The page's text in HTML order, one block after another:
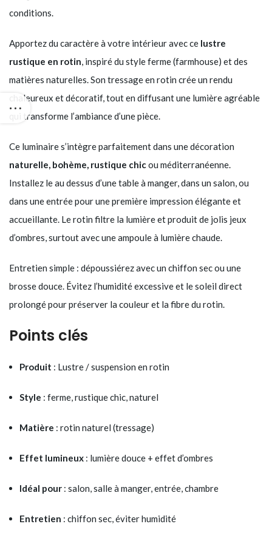
conditions.
Apportez du caractère à votre intérieur avec ce lustre
rustique en rotin, inspiré du style ferme (farmhouse) et des
matières naturelles. Son tressage en rotin crée un rendu
chaleureux et décoratif, tout en diffusant une lumière agréable
qui transforme l’ambiance d’une pièce.
Ce luminaire s’intègre parfaitement dans une décoration
naturelle, bohème, rustique chicou méditerranéenne.
Installez le au dessus d’une table à manger, dans un salon, ou
dans une entrée pour une première impression élégante et
accueillante. Le rotin filtre la lumière et produit de jolis jeux
d’ombres, surtout avec une ampoule à lumière chaude.
Entretien simple : dépoussiérez avec un chiffon sec ou une
brosse douce. Évitez l’humidité excessive et le soleil direct
prolongé pour préserver la couleur et la fibre du rotin.
Points clés
Produit : Lustre / suspension en rotin
Style : ferme, rustique chic, naturel
Matière : rotin naturel (tressage)
Effet lumineux : lumière douce + effet d’ombres
Idéal pour : salon, salle à manger, entrée, chambre
Entretien : chiffon sec, éviter humidité